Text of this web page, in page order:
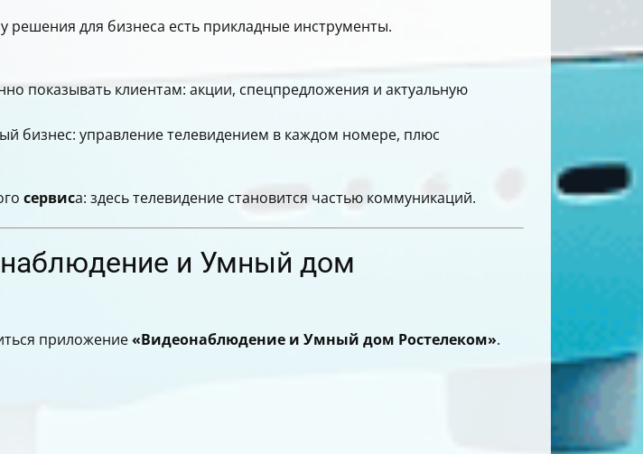
для бизнеса есть прикладные инструменты.
показывать клиентам: акции, спецпредложения и актуальную
бизнес: управление телевидением в каждом номере, плюс
сервиса: здесь телевидение становится частью коммуникаций.
и Умный дом
приложение«Видеонаблюдение и Умный дом Ростелеком».